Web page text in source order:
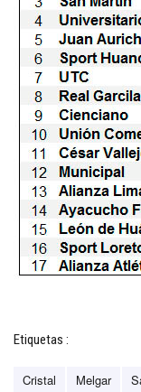
Etiquetas :
Cristal Melgar